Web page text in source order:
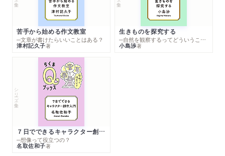
苦手から始める作文教室
─文章が書けたらいいことはある？
津村記久子著
生きものを探究する
─自然を観察するってどういうこと？
小島渉著
シリーズ・全集
７日でできるキャラクター創作入門
─想像って役立つの？
名取佐和子著